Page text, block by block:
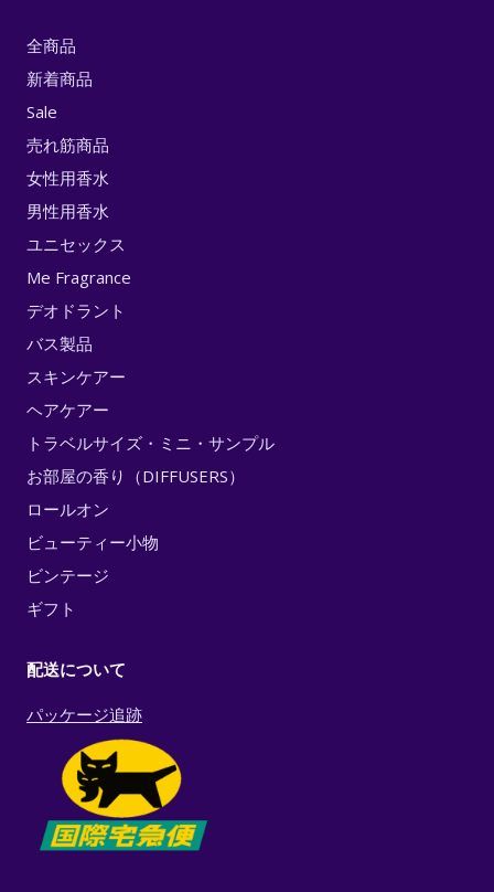
全商品
新着商品
Sale
売れ筋商品
女性用香水
男性用香水
ユニセックス
Me Fragrance
デオドラント
バス製品
スキンケアー
ヘアケアー
トラベルサイズ・ミニ・サンプル
お部屋の香り（DIFFUSERS）
ロールオン
ビューティー小物
ビンテージ
ギフト
配送について
パッケージ追跡